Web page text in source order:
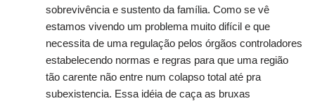
sobrevivência e sustento da família. Como se vê
estamos vivendo um problema muito difícil e que
necessita de uma regulação pelos órgãos controladores
estabelecendo normas e regras para que uma região
tão carente não entre num colapso total até pra
subexistencia. Essa idéia de caça as bruxas